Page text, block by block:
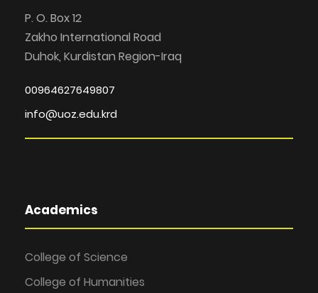
P. O. Box 12
Zakho International Road
Duhok, Kurdistan Region-Iraq
00964627649807
info@uoz.edu.krd
Academics
College of Science
College of Humanities